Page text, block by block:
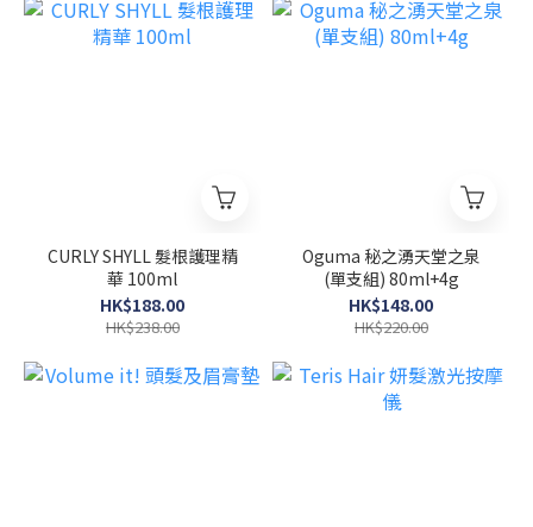
CURLY SHYLL 髮根護理精
華 100ml
HK$188.00
HK$238.00
Oguma 秘之湧天堂之泉
(單支組) 80ml+4g
HK$148.00
HK$220.00